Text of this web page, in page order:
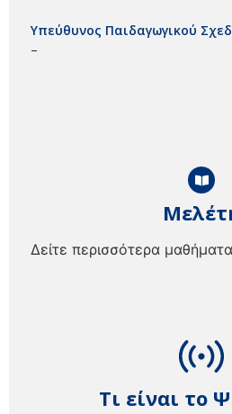
Τι είναι το
Δείτε περισσότερα μαθήματα
Υπεύθυνος Παιδαγωγικού
–